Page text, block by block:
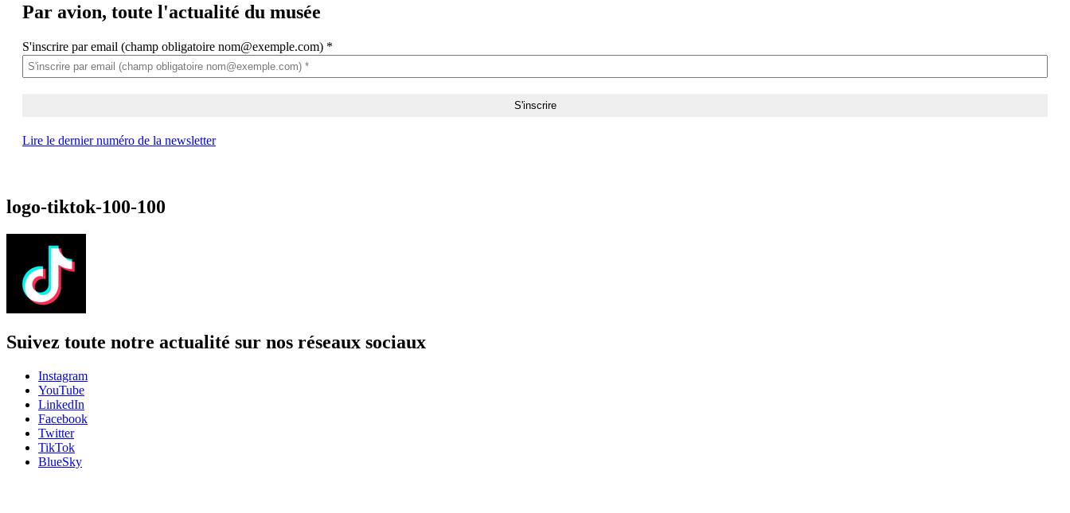
Par avion, toute l'actualité du musée
S'inscrire par email (champ obligatoire nom@exemple.com) *
Lire le dernier numéro de la newsletter
logo-tiktok-100-100
Suivez toute notre actualité sur nos réseaux sociaux
Instagram
YouTube
LinkedIn
Facebook
Twitter
TikTok
BlueSky